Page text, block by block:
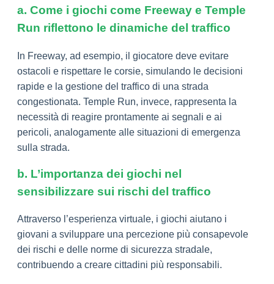
a. Come i giochi come Freeway e Temple
Run riflettono le dinamiche del traffico
In Freeway, ad esempio, il giocatore deve evitare
ostacoli e rispettare le corsie, simulando le decisioni
rapide e la gestione del traffico di una strada
congestionata. Temple Run, invece, rappresenta la
necessità di reagire prontamente ai segnali e ai
pericoli, analogamente alle situazioni di emergenza
sulla strada.
b. L’importanza dei giochi nel
sensibilizzare sui rischi del traffico
Attraverso l’esperienza virtuale, i giochi aiutano i
giovani a sviluppare una percezione più consapevole
dei rischi e delle norme di sicurezza stradale,
contribuendo a creare cittadini più responsabili.